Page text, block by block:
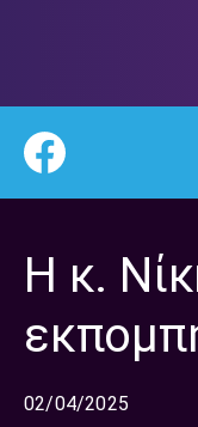
Η κ.
02/04/2025